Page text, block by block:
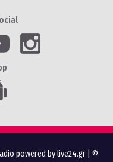
powered by live24.gr | ©